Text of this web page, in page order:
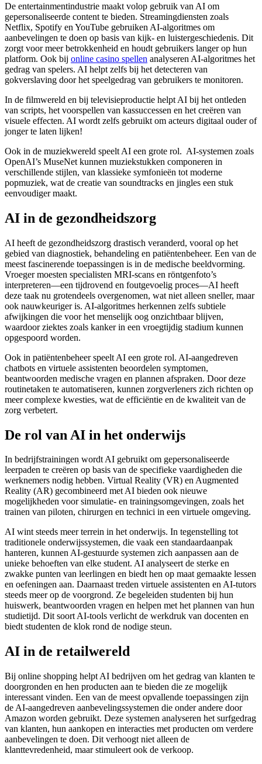
De entertainmentindustrie maakt volop gebruik van AI om
gepersonaliseerde content te bieden. Streamingdiensten zoals
Netflix, Spotify en YouTube gebruiken AI-algoritmes om
aanbevelingen te doen op basis van kijk- en luistergeschiedenis. Dit
zorgt voor meer betrokkenheid en houdt gebruikers langer op hun
platform. Ook bij online casino spellen analyseren AI-algoritmes het
gedrag van spelers. AI helpt zelfs bij het detecteren van
gokverslaving door het speelgedrag van gebruikers te monitoren.
In de filmwereld en bij televisieproductie helpt AI bij het ontleden
van scripts, het voorspellen van kassuccessen en het creëren van
visuele effecten. AI wordt zelfs gebruikt om acteurs digitaal ouder of
jonger te laten lijken!
Ook in de muziekwereld speelt AI een grote rol. AI-systemen zoals
OpenAI’s MuseNet kunnen muziekstukken componeren in
verschillende stijlen, van klassieke symfonieën tot moderne
popmuziek, wat de creatie van soundtracks en jingles een stuk
eenvoudiger maakt.
AI in de gezondheidszorg
AI heeft de gezondheidszorg drastisch veranderd, vooral op het
gebied van diagnostiek, behandeling en patiëntenbeheer. Een van de
meest fascinerende toepassingen is in de medische beeldvorming.
Vroeger moesten specialisten MRI-scans en röntgenfoto’s
interpreteren—een tijdrovend en foutgevoelig proces—AI heeft
deze taak nu grotendeels overgenomen, wat niet alleen sneller, maar
ook nauwkeuriger is. AI-algoritmes herkennen zelfs subtiele
afwijkingen die voor het menselijk oog onzichtbaar blijven,
waardoor ziektes zoals kanker in een vroegtijdig stadium kunnen
opgespoord worden.
Ook in patiëntenbeheer speelt AI een grote rol. AI-aangedreven
chatbots en virtuele assistenten beoordelen symptomen,
beantwoorden medische vragen en plannen afspraken. Door deze
routinetaken te automatiseren, kunnen zorgverleners zich richten op
meer complexe kwesties, wat de efficiëntie en de kwaliteit van de
zorg verbetert.
De rol van AI in het onderwijs
In bedrijfstrainingen wordt AI gebruikt om gepersonaliseerde
leerpaden te creëren op basis van de specifieke vaardigheden die
werknemers nodig hebben. Virtual Reality (VR) en Augmented
Reality (AR) gecombineerd met AI bieden ook nieuwe
mogelijkheden voor simulatie- en trainingsomgevingen, zoals het
trainen van piloten, chirurgen en technici in een virtuele omgeving.
AI wint steeds meer terrein in het onderwijs. In tegenstelling tot
traditionele onderwijssystemen, die vaak een standaardaanpak
hanteren, kunnen AI-gestuurde systemen zich aanpassen aan de
unieke behoeften van elke student. AI analyseert de sterke en
zwakke punten van leerlingen en biedt hen op maat gemaakte lessen
en oefeningen aan. Daarnaast treden virtuele assistenten en AI-tutors
steeds meer op de voorgrond. Ze begeleiden studenten bij hun
huiswerk, beantwoorden vragen en helpen met het plannen van hun
studietijd. Dit soort AI-tools verlicht de werkdruk van docenten en
biedt studenten de klok rond de nodige steun.
AI in de retailwereld
Bij online shopping helpt AI bedrijven om het gedrag van klanten te
doorgronden en hen producten aan te bieden die ze mogelijk
interessant vinden. Een van de meest opvallende toepassingen zijn
de AI-aangedreven aanbevelingssystemen die onder andere door
Amazon worden gebruikt. Deze systemen analyseren het surfgedrag
van klanten, hun aankopen en interacties met producten om verdere
aanbevelingen te doen. Dit verhoogt niet alleen de
klanttevredenheid, maar stimuleert ook de verkoop.